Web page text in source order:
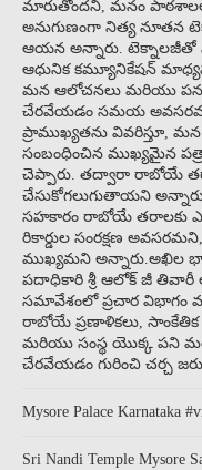
మారుతోందని, మనం
అనుగుణంగా నిత్య నూతన
ఆయన అన్నారు. టెక్నాలజీతో
ఆధునిక కమ్యూనికేషన్
మన ఆలోచనలు మరియు
చేరవేయడం సమయ
ప్రాముఖ్యతను వివరిస్తూ,
సంబంధించిన ముఖ్యమైన
చెప్పారు. తద్వారా రాబోయే
చేసుకోగలుగుతాయని
సహకారం రాబోయే తరాలకు
రికార్డుల సంరక్షణ
ముఖ్యమని
పదాధికారి శ్రీ ఆలోక్ జీ తివారీ
సమావేశంలో ప్రచార విభాగం
రాబోయే ప్రణాళికలు,
మరియు సంస్థ యొక్క పని
చేరవేయడం గురించి చర్చ
Mysore Palace Karnataka
Sri Nandi Temple Mysore